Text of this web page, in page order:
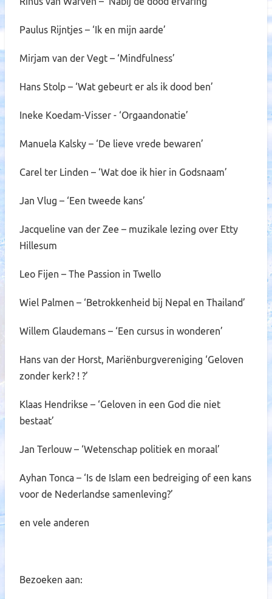
Paulus Rijntjes – ‘Ik en mijn aarde’
Mirjam van der Vegt – ‘Mindfulness’
Hans Stolp – ‘Wat gebeurt er als ik dood ben’
Ineke Koedam-Visser - ‘Orgaandonatie’
Manuela Kalsky – ‘De lieve vrede bewaren’
Carel ter Linden – ‘Wat doe ik hier in Godsnaam’
Jan Vlug – ‘Een tweede kans’
Jacqueline van der Zee – muzikale lezing over Etty
Hillesum
Leo Fijen – The Passion in Twello
Wiel Palmen – ‘Betrokkenheid bij Nepal en Thailand’
Willem Glaudemans – ‘Een cursus in wonderen’
Hans van der Horst, Mariënburgvereniging ‘Geloven
zonder kerk? ! ?’
Klaas Hendrikse – ‘Geloven in een God die niet
bestaat’
Jan Terlouw – ‘Wetenschap politiek en moraal’
Ayhan Tonca – ‘Is de Islam een bedreiging of een kans
voor de Nederlandse samenleving?’
en vele anderen
Bezoeken aan: